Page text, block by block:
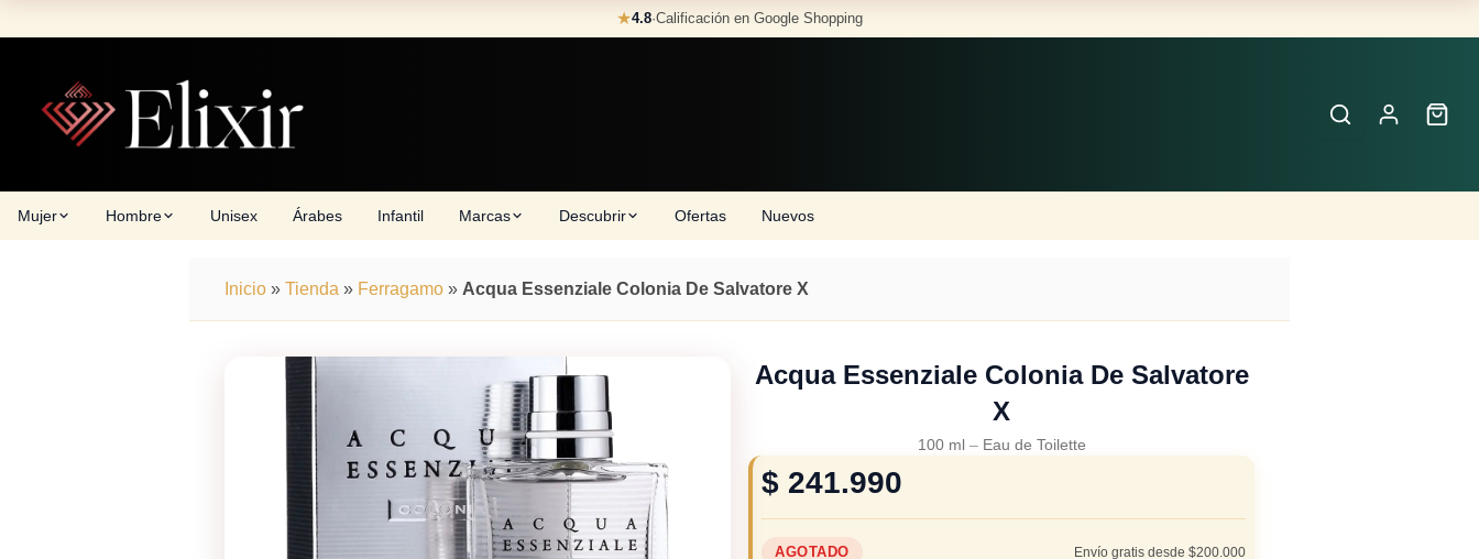
to
★4.8·Calificación en Google Shopping
Mujer Hombre Unisex Árabes Infantil Marcas Descubrir Ofertas Nuevos
Inicio » Tienda » Ferragamo » Acqua Essenziale Colonia De Salvatore X
Acqua Essenziale Colonia De Salvatore
X
100 ml – Eau de Toilette
$ 241.990
AGOTADO Envío gratis desde $200.000